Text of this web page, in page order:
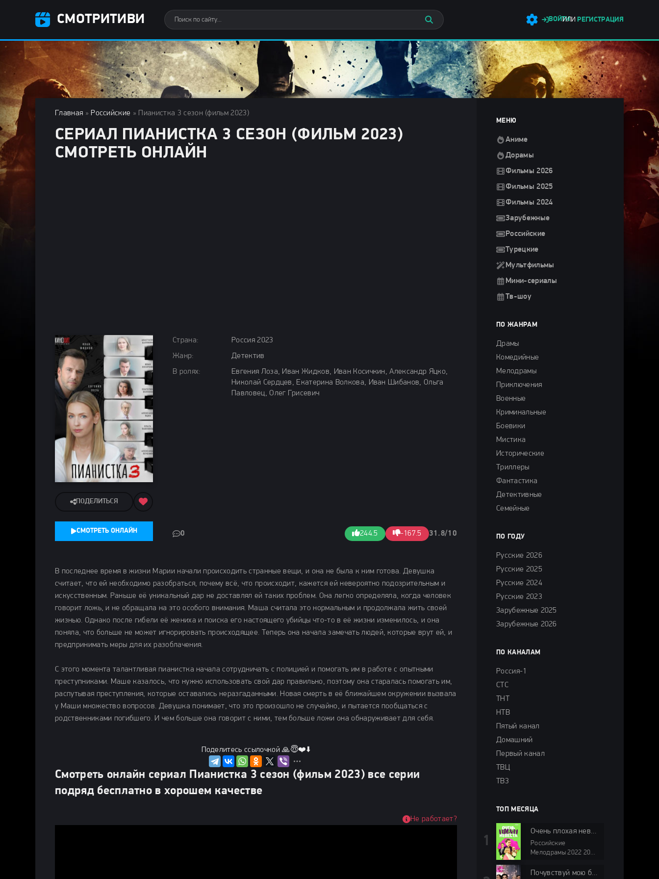
СМОТРИТИВИ ВОЙТИ
ИЛИ РЕГИСТРАЦИЯ
Главная » Российские » Пианистка 3 сезон (фильм 2023)
СЕРИАЛ ПИАНИСТКА 3 СЕЗОН (ФИЛЬМ 2023)
СМОТРЕТЬ ОНЛАЙН
Страна:
Россия 2023
Жанр:
Детектив
В ролях:
Евгения Лоза, Иван Жидков, Иван Косичкин, Александр Яцко,
Николай Сердцев, Екатерина Волкова, Иван Шибанов, Ольга
Павловец, Олег Грисевич
0 244.5 -167.5 31.8/10
ПОДЕЛИТЬСЯ
СМОТРЕТЬ ОНЛАЙН
В последнее время в жизни Марии начали происходить странные вещи, и она не была к ним готова. Девушка
считает, что ей необходимо разобраться, почему всё, что происходит, кажется ей невероятно подозрительным и
искусственным. Раньше её уникальный дар не доставлял ей таких проблем. Она легко определяла, когда человек
говорит ложь, и не обращала на это особого внимания. Маша считала это нормальным и продолжала жить своей
жизнью. Однако после гибели её жениха и поиска его настоящего убийцы что-то в её жизни изменилось, и она
поняла, что больше не может игнорировать происходящее. Теперь она начала замечать людей, которые врут ей, и
предпринимать меры для их разоблачения.
С этого момента талантливая пианистка начала сотрудничать с полицией и помогать им в работе с опытными
преступниками. Маше казалось, что нужно использовать свой дар правильно, поэтому она старалась помогать им,
распутывая преступления, которые оставались неразгаданными. Новая смерть в её ближайшем окружении вызвала
у Маши множество вопросов. Девушка понимает, что это произошло не случайно, и пытается пообщаться с
родственниками погибшего. И чем больше она говорит с ними, тем больше ложи она обнаруживает для себя.
Поделитесь ссылочкой 🙏😇❤️⬇️
Смотреть онлайн сериал Пианистка 3 сезон (фильм 2023) все серии
подряд бесплатно в хорошем качестве
Не работает?
МЕНЮ
Аниме
Дорамы
Фильмы 2026
Фильмы 2025
Фильмы 2024
Зарубежные
Российские
Турецкие
Мультфильмы
Мини-сериалы
Тв-шоу
ПО ЖАНРАМ
Драмы
Комедийные
Мелодрамы
Приключения
Военные
Криминальные
Боевики
Мистика
Исторические
Триллеры
Фантастика
Детективные
Семейные
ПО ГОДУ
Русские 2026
Русские 2025
Русские 2024
Русские 2023
Зарубежные 2025
Зарубежные 2026
ПО КАНАЛАМ
Россия-1
СТС
ТНТ
НТВ
Пятый канал
Домашний
Первый канал
ТВЦ
ТВ3
ТОП МЕСЯЦА
Очень плохая невеста
Российские
Мелодрамы 2022 2024
сериалы HD
Почувствуй мою боль 1 сезон